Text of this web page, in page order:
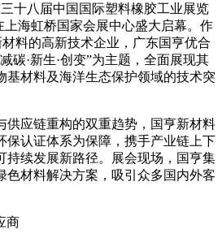
十八届中国国际塑料橡胶工业展览
上海虹桥国家会展中心盛大启幕。作
材料的高新技术企业，广东国亨优合
碳·新生·创变”为主题，全面展现其
基材料及海洋生态保护领域的技术突
供应链重构的双重趋势，国亨新材料
保认证体系为保障，携手产业链上下
持续发展新路径。展会现场，国亨集
色材料解决方案，吸引众多国内外客